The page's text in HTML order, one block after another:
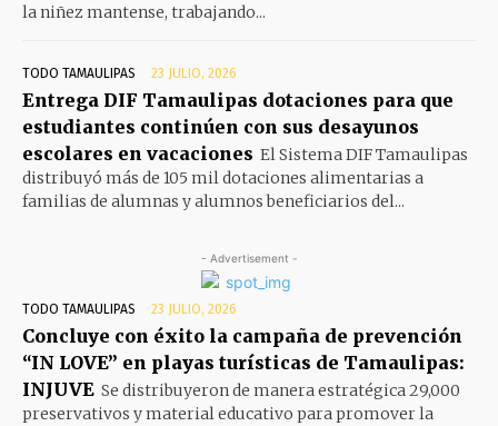
la niñez mantense, trabajando...
TODO TAMAULIPAS 23 JULIO, 2026
Entrega DIF Tamaulipas dotaciones para que
estudiantes continúen con sus desayunos
escolares en vacaciones El Sistema DIF Tamaulipas
distribuyó más de 105 mil dotaciones alimentarias a
familias de alumnas y alumnos beneficiarios del...
- Advertisement -
TODO TAMAULIPAS 23 JULIO, 2026
Concluye con éxito la campaña de prevención
“IN LOVE” en playas turísticas de Tamaulipas:
INJUVE Se distribuyeron de manera estratégica 29,000
preservativos y material educativo para promover la